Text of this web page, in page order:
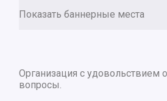
Показать баннерные места
Организация с удовольствием
вопросы.